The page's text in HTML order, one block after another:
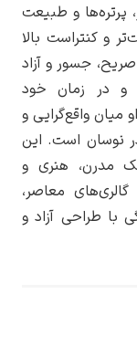
و طبیعت
و کنتراست بالا
جسور و آزاد
و در زمان خود
واقع‌گرایی و
نوسان است. این
مدرن، هنری و
معاصر،
با طراحی آزاد و